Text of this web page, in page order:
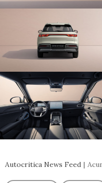
Autocritica News Feed